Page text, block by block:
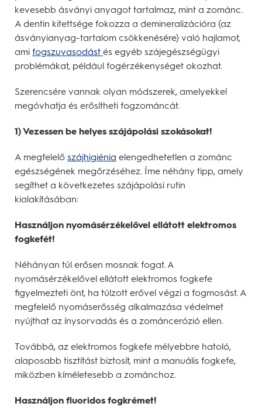
kevesebb ásványi anyagot tartalmaz, mint a zománc.
A dentin kitettsége fokozza a demineralizációra (az
ásványianyag-tartalom csökkenésére) való hajlamot,
ami fogszuvasodást és egyéb szájegészségügyi
problémákat, például fogérzékenységet okozhat.
Szerencsére vannak olyan módszerek, amelyekkel
megóvhatja és erősítheti fogzománcát.
1) Vezessen be helyes szájápolási szokásokat!
A megfelelő szájhigiénia elengedhetetlen a zománc
egészségének megőrzéséhez. Íme néhány tipp, amely
segíthet a következetes szájápolási rutin
kialakításában:
Használjon nyomásérzékelővel ellátott elektromos
fogkefét!
Néhányan túl erősen mosnak fogat. A
nyomásérzékelővel ellátott elektromos fogkefe
figyelmezteti önt, ha túlzott erővel végzi a fogmosást. A
megfelelő nyomáserősség alkalmazása védelmet
nyújthat az ínysorvadás és a zománcerózió ellen.
Továbbá, az elektromos fogkefe mélyebbre hatoló,
alaposabb tisztítást biztosít, mint a manuális fogkefe,
miközben kíméletesebb a zománchoz.
Használjon fluoridos fogkrémet!